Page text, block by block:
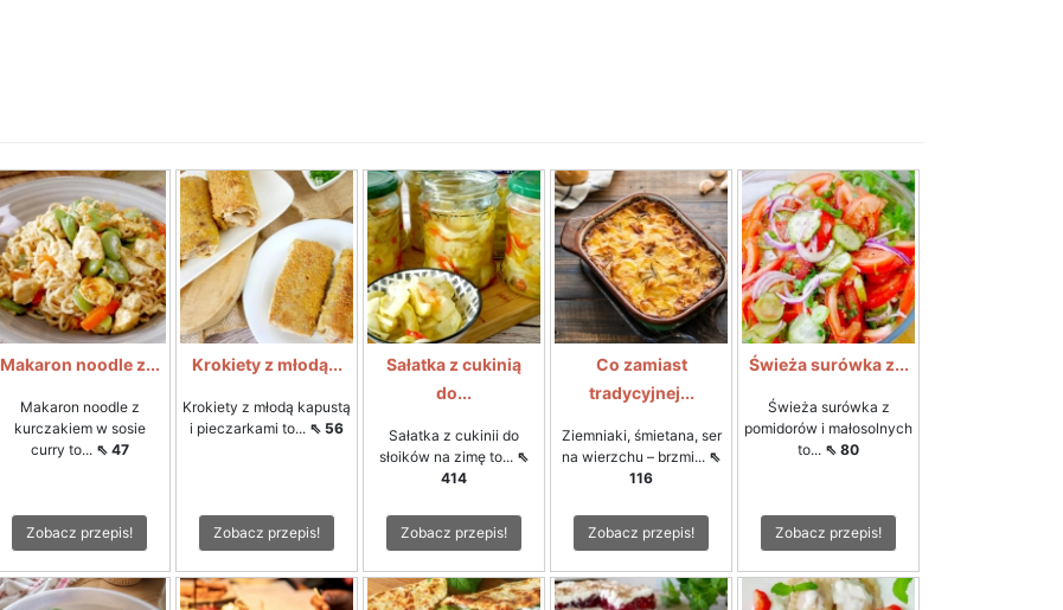
Makaron noodle z...
Makaron noodle z
kurczakiem w sosie
curry to... ⇖ 47
Zobacz przepis!
Krokiety z młodą...
Krokiety z młodą kapustą
i pieczarkami to... ⇖ 56
Zobacz przepis!
Sałatka z cukinią
do...
Sałatka z cukinii do
słoików na zimę to... ⇖
414
Zobacz przepis!
Co zamiast
tradycyjnej...
Ziemniaki, śmietana, ser
na wierzchu – brzmi... ⇖
116
Zobacz przepis!
Świeża surówka z...
Świeża surówka z
pomidorów i małosolnych
to... ⇖ 80
Zobacz przepis!